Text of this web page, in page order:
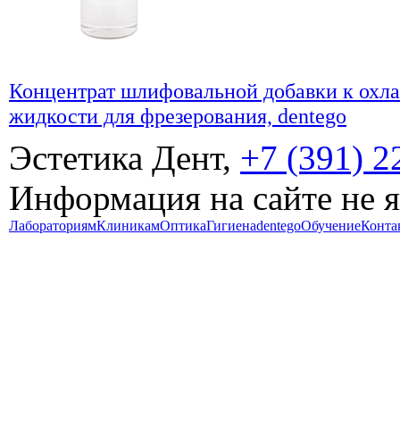
Концентрат шлифовальной добавки к
жидкости для фрезерования, dentego
Эстетика Дент, +7 (391)
Информация на сайте не
ЛабораториямКлиникамОптикаГигиенаdentegoОбучение